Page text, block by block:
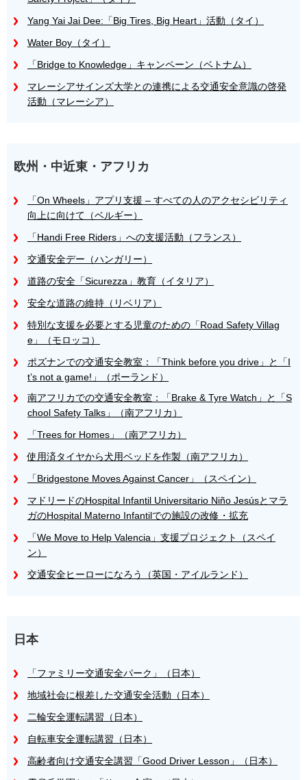
Yang Yai Jai Dee:「Big Tires, Big Heart」活動（タイ）
Water Boy（タイ）
「Bridge to Knowledge」キャンペーン（ベトナム）
マレーシアサインズ大学との連携による交通安全意識の啓発
活動（マレーシア）
欧州・中近東・アフリカ
「On Wheels」アプリ支援 – すべての人のアクセシビリティ
向上に向けて（ベルギー）
「Handi Free Riders」への支援活動（フランス）
交通安全デー（ハンガリー）
道路の安全「Sicurezza」教育（イタリア）
安全な道路の維持（リベリア）
特別な支援を必要とする児童のための「Road Safety Villag
e」（モロッコ）
ポズナンでの交通安全教室：「Think before you drive」と「I
t’s not a game!」（ポーランド）
南アフリカでの交通安全教室：「Brake & Tyre Watch」と「S
chool Safety Talks」（南アフリカ）
「Trees for Homes」（南アフリカ）
使用済タイヤから犬用ベッドを作製（南アフリカ）
「Bridgestone Moves Against Cancer」（スペイン）
マドリードのHospital Infantil Universitario Niño Jesúsとマラ
ガのHospital Materno Infantilでの施設の改修・拡充
「We Move to Help Valencia」支援プロジェクト（スペイ
ン）
交通安全ヒーローになろう（英国・アイルランド）
日本
「ファミリー交通安全パーク」（日本）
地域社会に根差した交通安全活動（日本）
二輪安全運転講習（日本）
自転車安全運転講習（日本）
高齢者向け交通安全講習「Good Driver Lesson」（日本）